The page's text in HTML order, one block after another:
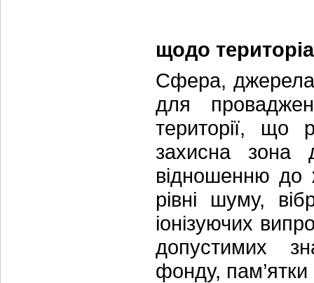
щодо
Сфера, джерела
для
території, що
захисна зона
відношенню до
рівні шуму,
іонізуючих
допустимих
фонду, пам’ятки